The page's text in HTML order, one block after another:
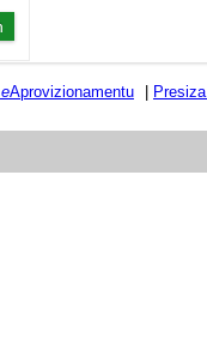
eAprovizionamentu